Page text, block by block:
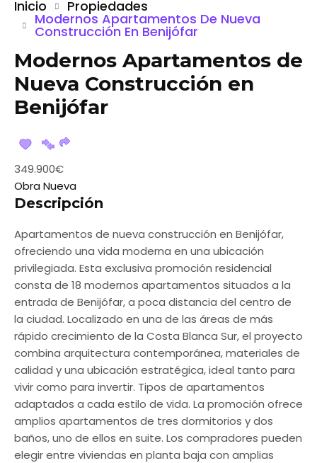
Inicio Propiedades
Modernos Apartamentos De Nueva
Construcción En Benijófar
Modernos Apartamentos de
Nueva Construcción en
Benijófar
349.900€
Obra Nueva
Descripción
Apartamentos de nueva construcción en Benijófar,
ofreciendo una vida moderna en una ubicación
privilegiada. Esta exclusiva promoción residencial
consta de 18 modernos apartamentos situados a la
entrada de Benijófar, a poca distancia del centro de
la ciudad. Localizado en una de las áreas de más
rápido crecimiento de la Costa Blanca Sur, el proyecto
combina arquitectura contemporánea, materiales de
calidad y una ubicación estratégica, ideal tanto para
vivir como para invertir. Tipos de apartamentos
adaptados a cada estilo de vida. La promoción ofrece
amplios apartamentos de tres dormitorios y dos
baños, uno de ellos en suite. Los compradores pueden
elegir entre viviendas en planta baja con amplias